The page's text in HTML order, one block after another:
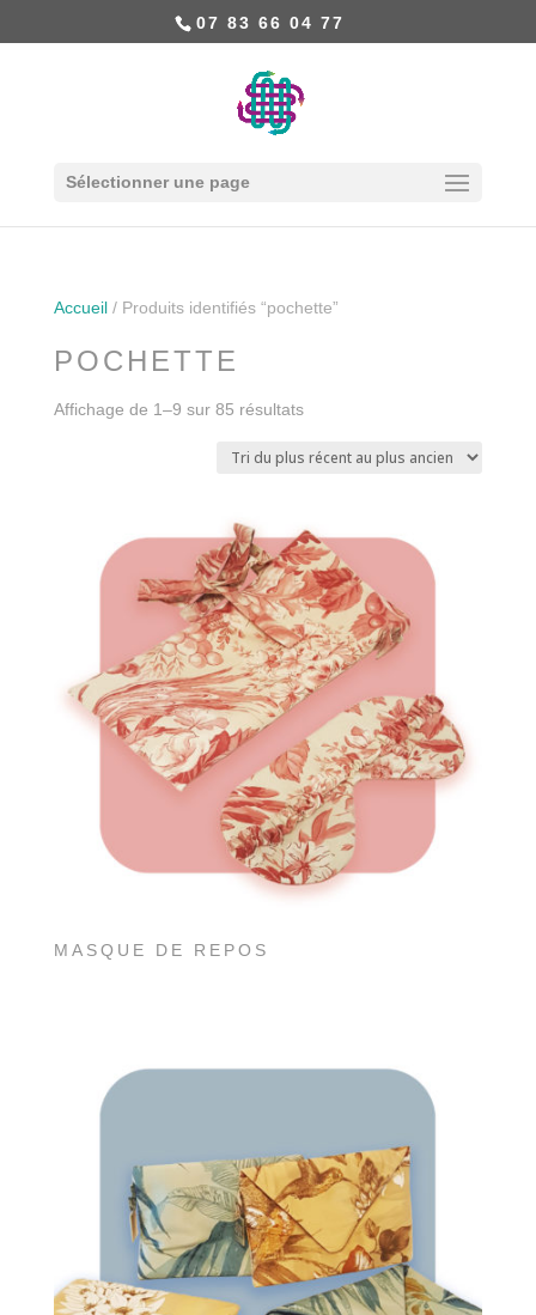
07 83 66 04 77
Sélectionner une page
Accueil/ Produits identifiés “pochette”
POCHETTE
Affichage de 1–9 sur 85 résultats
MASQUE DE REPOS